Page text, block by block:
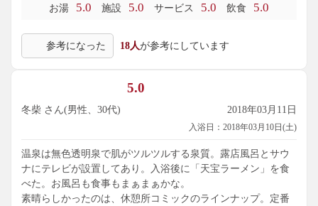
お湯 5.0 施設 5.0 サービス 5.0 飲食 5.0
参考になった 18人が参考にしています
5.0
冬柴 さん(男性、30代) 2018年03月11日
入浴日：2018年03月10日(土)
温泉は無色透明泉で肌がツルツルする泉質。露店風呂とサウ
ナにテレビが設置してあり。入浴後に「天宝ラーメン」を食
べた。お風呂も食事もまぁまぁかな。
素晴らしかったのは、休憩所コミックのラインナップ。定番